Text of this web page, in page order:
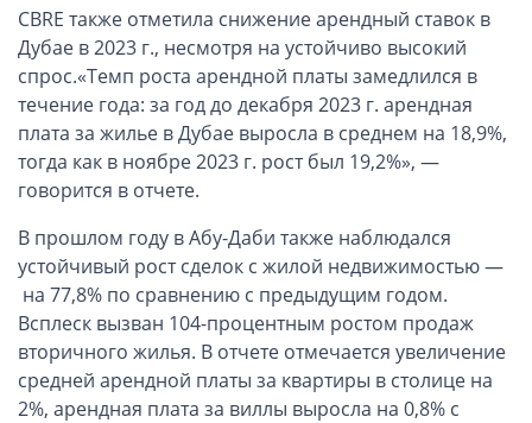
Английские партнерства LLP
Ирландские компании LTD
Ирландские партнерства LP
Компании в Сингапуре
Компании на Кипре
Канадские компании LTD
Канадские партнерства LP
Компании в США (Флорида)
Оффшорные компании
Оффшоры в Белизе
CBRE также отметила снижение арендный ставок в
Дубае в 2023 г., несмотря на устойчиво высокий
спрос.«Темп роста арендной платы замедлился в
течение года: за год до декабря 2023 г. арендная
плата за жилье в Дубае выросла в среднем на 18,9%,
тогда как в ноябре 2023 г. рост был 19,2%», —
говорится в отчете.
В прошлом году в Абу-Даби также наблюдался
устойчивый рост сделок с жилой недвижимостью —
на 77,8% по сравнению с предыдущим годом.
Всплеск вызван 104-процентным ростом продаж
вторичного жилья. В отчете отмечается увеличение
средней арендной платы за квартиры в столице на
2%, арендная плата за виллы выросла на 0,8% с